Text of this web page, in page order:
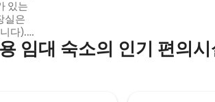
실은
다).
제공
임대 숙소의 인기 편의시